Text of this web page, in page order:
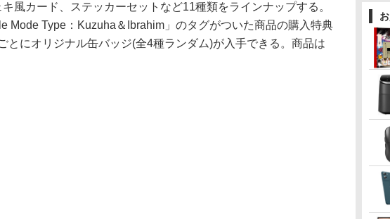
キ風カード、ステッカーセットなど11種類をラインナップする。
Mode Type：Kuzuha＆Ibrahim」のタグがついた商品の購入特典
とにオリジナル缶バッジ(全4種ランダム)が入手できる。商品は